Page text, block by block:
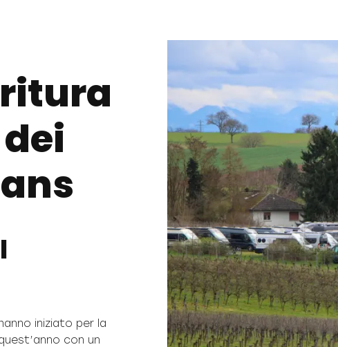
hanno iniziato per la
con un